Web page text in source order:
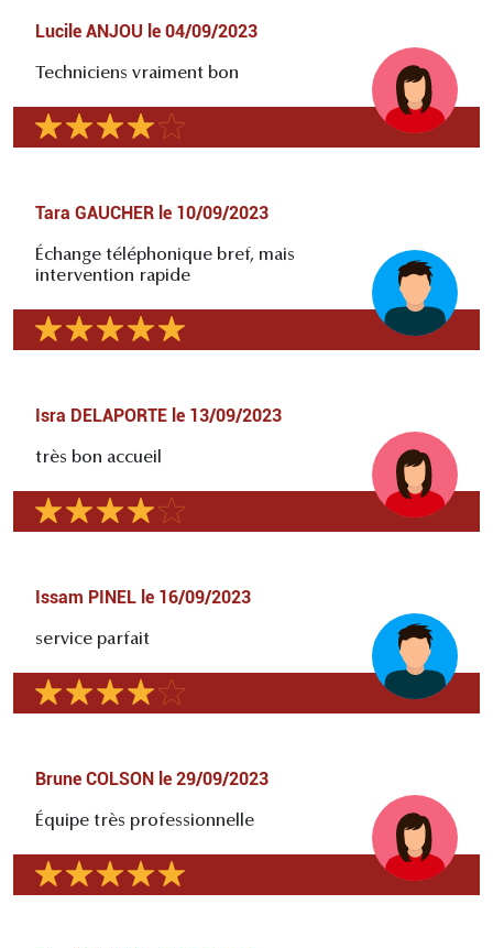
Lucile ANJOU le 04/09/2023
Techniciens vraiment bon
Tara GAUCHER le 10/09/2023
Échange téléphonique bref, mais
intervention rapide
Isra DELAPORTE le 13/09/2023
très bon accueil
Issam PINEL le 16/09/2023
service parfait
Brune COLSON le 29/09/2023
Équipe très professionnelle